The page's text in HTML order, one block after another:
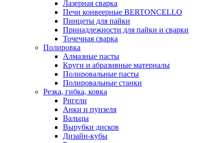
Лазерная сварка
Печи конвеерные BERTONCELLO
Пинцеты для пайки
Принадлежности для пайки и сварки
Точечная сварка
Полировка
Алмазные пасты
Круги и абразивные материалы
Полировальные пасты
Полировальные станки
Резка, гибка, ковка
Ригели
Анки и пунзеля
Вальцы
Вырубки дисков
Дизайн-кубы